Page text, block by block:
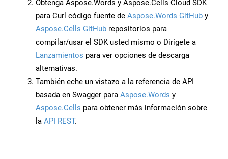
Obtenga Aspose.Words y Aspose.Cells Cloud SDK
para Curl código fuente de Aspose.Words GitHub y
Aspose.Cells GitHub repositorios para
compilar/usar el SDK usted mismo o Dirígete a
Lanzamientos para ver opciones de descarga
alternativas.
También eche un vistazo a la referencia de API
basada en Swagger para Aspose.Words y
Aspose.Cells para obtener más información sobre
la API REST.